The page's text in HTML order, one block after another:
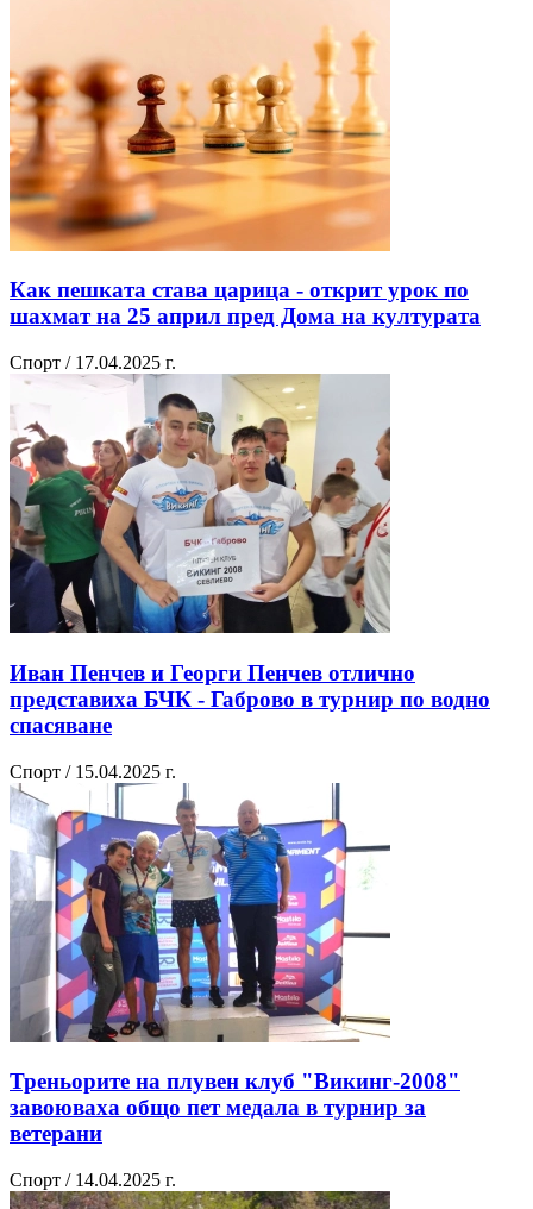
Как пешката става царица - открит урок по
шахмат на 25 април пред Дома на културата
Спорт / 17.04.2025 г.
Иван Пенчев и Георги Пенчев отлично
представиха БЧК - Габрово в турнир по водно
спасяване
Спорт / 15.04.2025 г.
Треньорите на плувен клуб "Викинг-2008"
завоюваха общо пет медала в турнир за
ветерани
Спорт / 14.04.2025 г.